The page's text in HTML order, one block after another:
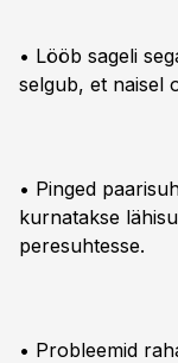
• Lööb sageli
selgub, et naisel
• Pinged
kurnatakse
peresuhtesse.
• Probleemid